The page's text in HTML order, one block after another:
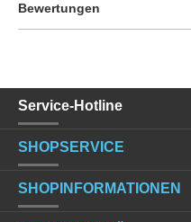
Bewertungen
Service-Hotline
SHOPSERVICE
SHOPINFORMATIONEN